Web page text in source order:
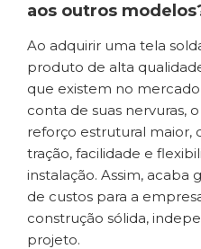
aos outros
Ao adquirir uma tela
produto de alta
que existem no
conta de suas nervuras,
reforço estrutural maior,
tração, facilidade e
instalação. Assim,
de custos para a
construção sólida,
projeto.